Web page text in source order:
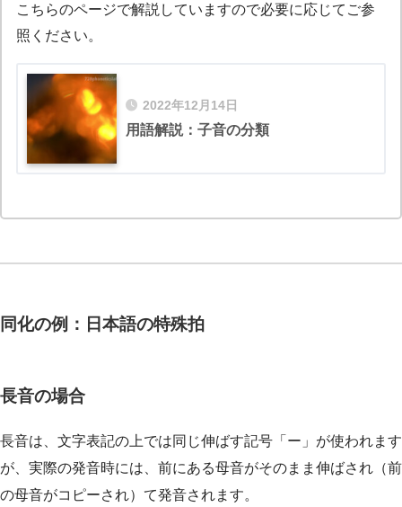
こちらのページで解説していますので必要に応じてご参
照ください。
2022年12月14日
用語解説：子音の分類
同化の例：日本語の特殊拍
長音の場合
長音は、文字表記の上では同じ伸ばす記号「ー」が使われます
が、実際の発音時には、前にある母音がそのまま伸ばされ（前
の母音がコピーされ）て発音されます。